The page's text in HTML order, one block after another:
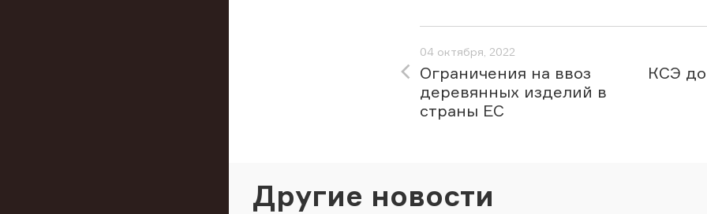
04 октября, 2022
Ограничения на ввоз
деревянных изделий в
страны ЕС
КСЭ
Другие новости